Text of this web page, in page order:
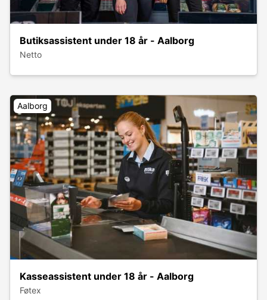
Butiksassistent under 18 år - Aalborg
Netto
Aalborg
Kasseassistent under 18 år - Aalborg
Føtex